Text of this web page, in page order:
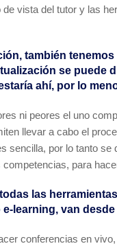
vista del tutor y las
también
se puede
ahí, por lo
ni peores el uno
llevar a cabo el
sencilla, por lo tanto
para
las
learning, van
conferencias en